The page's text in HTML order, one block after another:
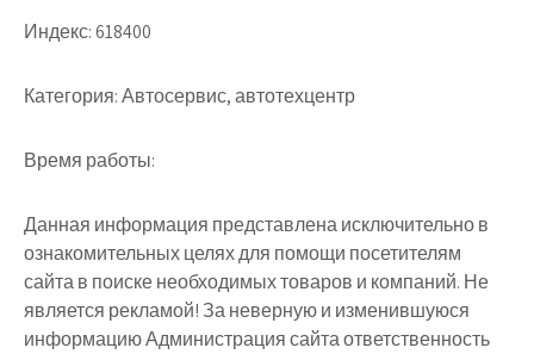
Индекс:618400
Категория:Автосервис, автотехцентр
Время работы:
Данная информация представлена исключительно в
ознакомительных целях для помощи посетителям
сайта в поиске необходимых товаров и компаний. Не
является рекламой! За неверную и изменившуюся
информацию Администрация сайта ответственность